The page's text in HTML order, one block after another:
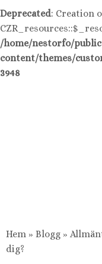
Deprecated: Creation
/home/nestorfo/
content/themes/
3948
Hem » Blogg »
dig?